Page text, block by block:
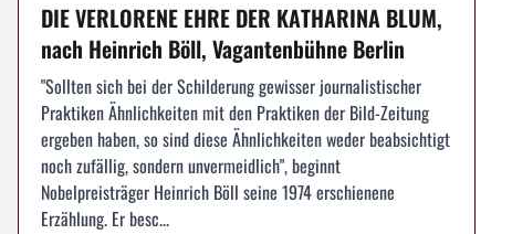
DIE VERLORENE EHRE DER KATHARINA BLUM,
nach Heinrich Böll, Vagantenbühne Berlin
"Sollten sich bei der Schilderung gewisser journalistischer
Praktiken Ähnlichkeiten mit den Praktiken der Bild-Zeitung
ergeben haben, so sind diese Ähnlichkeiten weder beabsichtigt
noch zufällig, sondern unvermeidlich", beginnt
Nobelpreisträger Heinrich Böll seine 1974 erschienene
Erzählung. Er besc...